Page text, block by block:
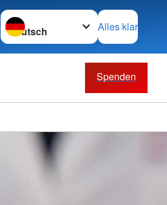
Sprache wechseln zu
Alles klar
Spenden